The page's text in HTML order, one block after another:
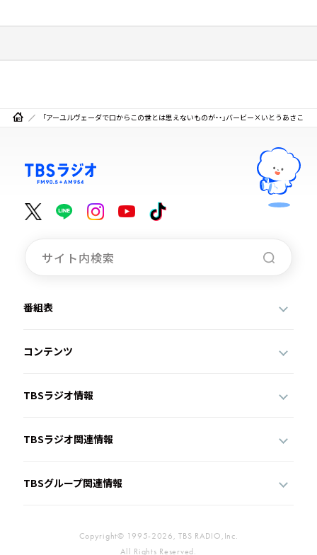
「アーユルヴェーダで口からこの世とは思えないものが・・」バービー×いとうあさこ
番組表
コンテンツ
TBSラジオ情報
TBSラジオ関連情報
TBSグループ関連情報
Copyright© 1995-2026, TBS RADIO,Inc.
All Rights Reserved.